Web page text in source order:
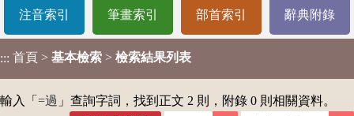
注音索引 筆畫索引 部首索引 辭典附錄
::: 首頁 > 基本檢索 > 檢索結果列表
輸入「 =過 」查詢字詞，找到正文 2 則，附錄 0 則相關資料。